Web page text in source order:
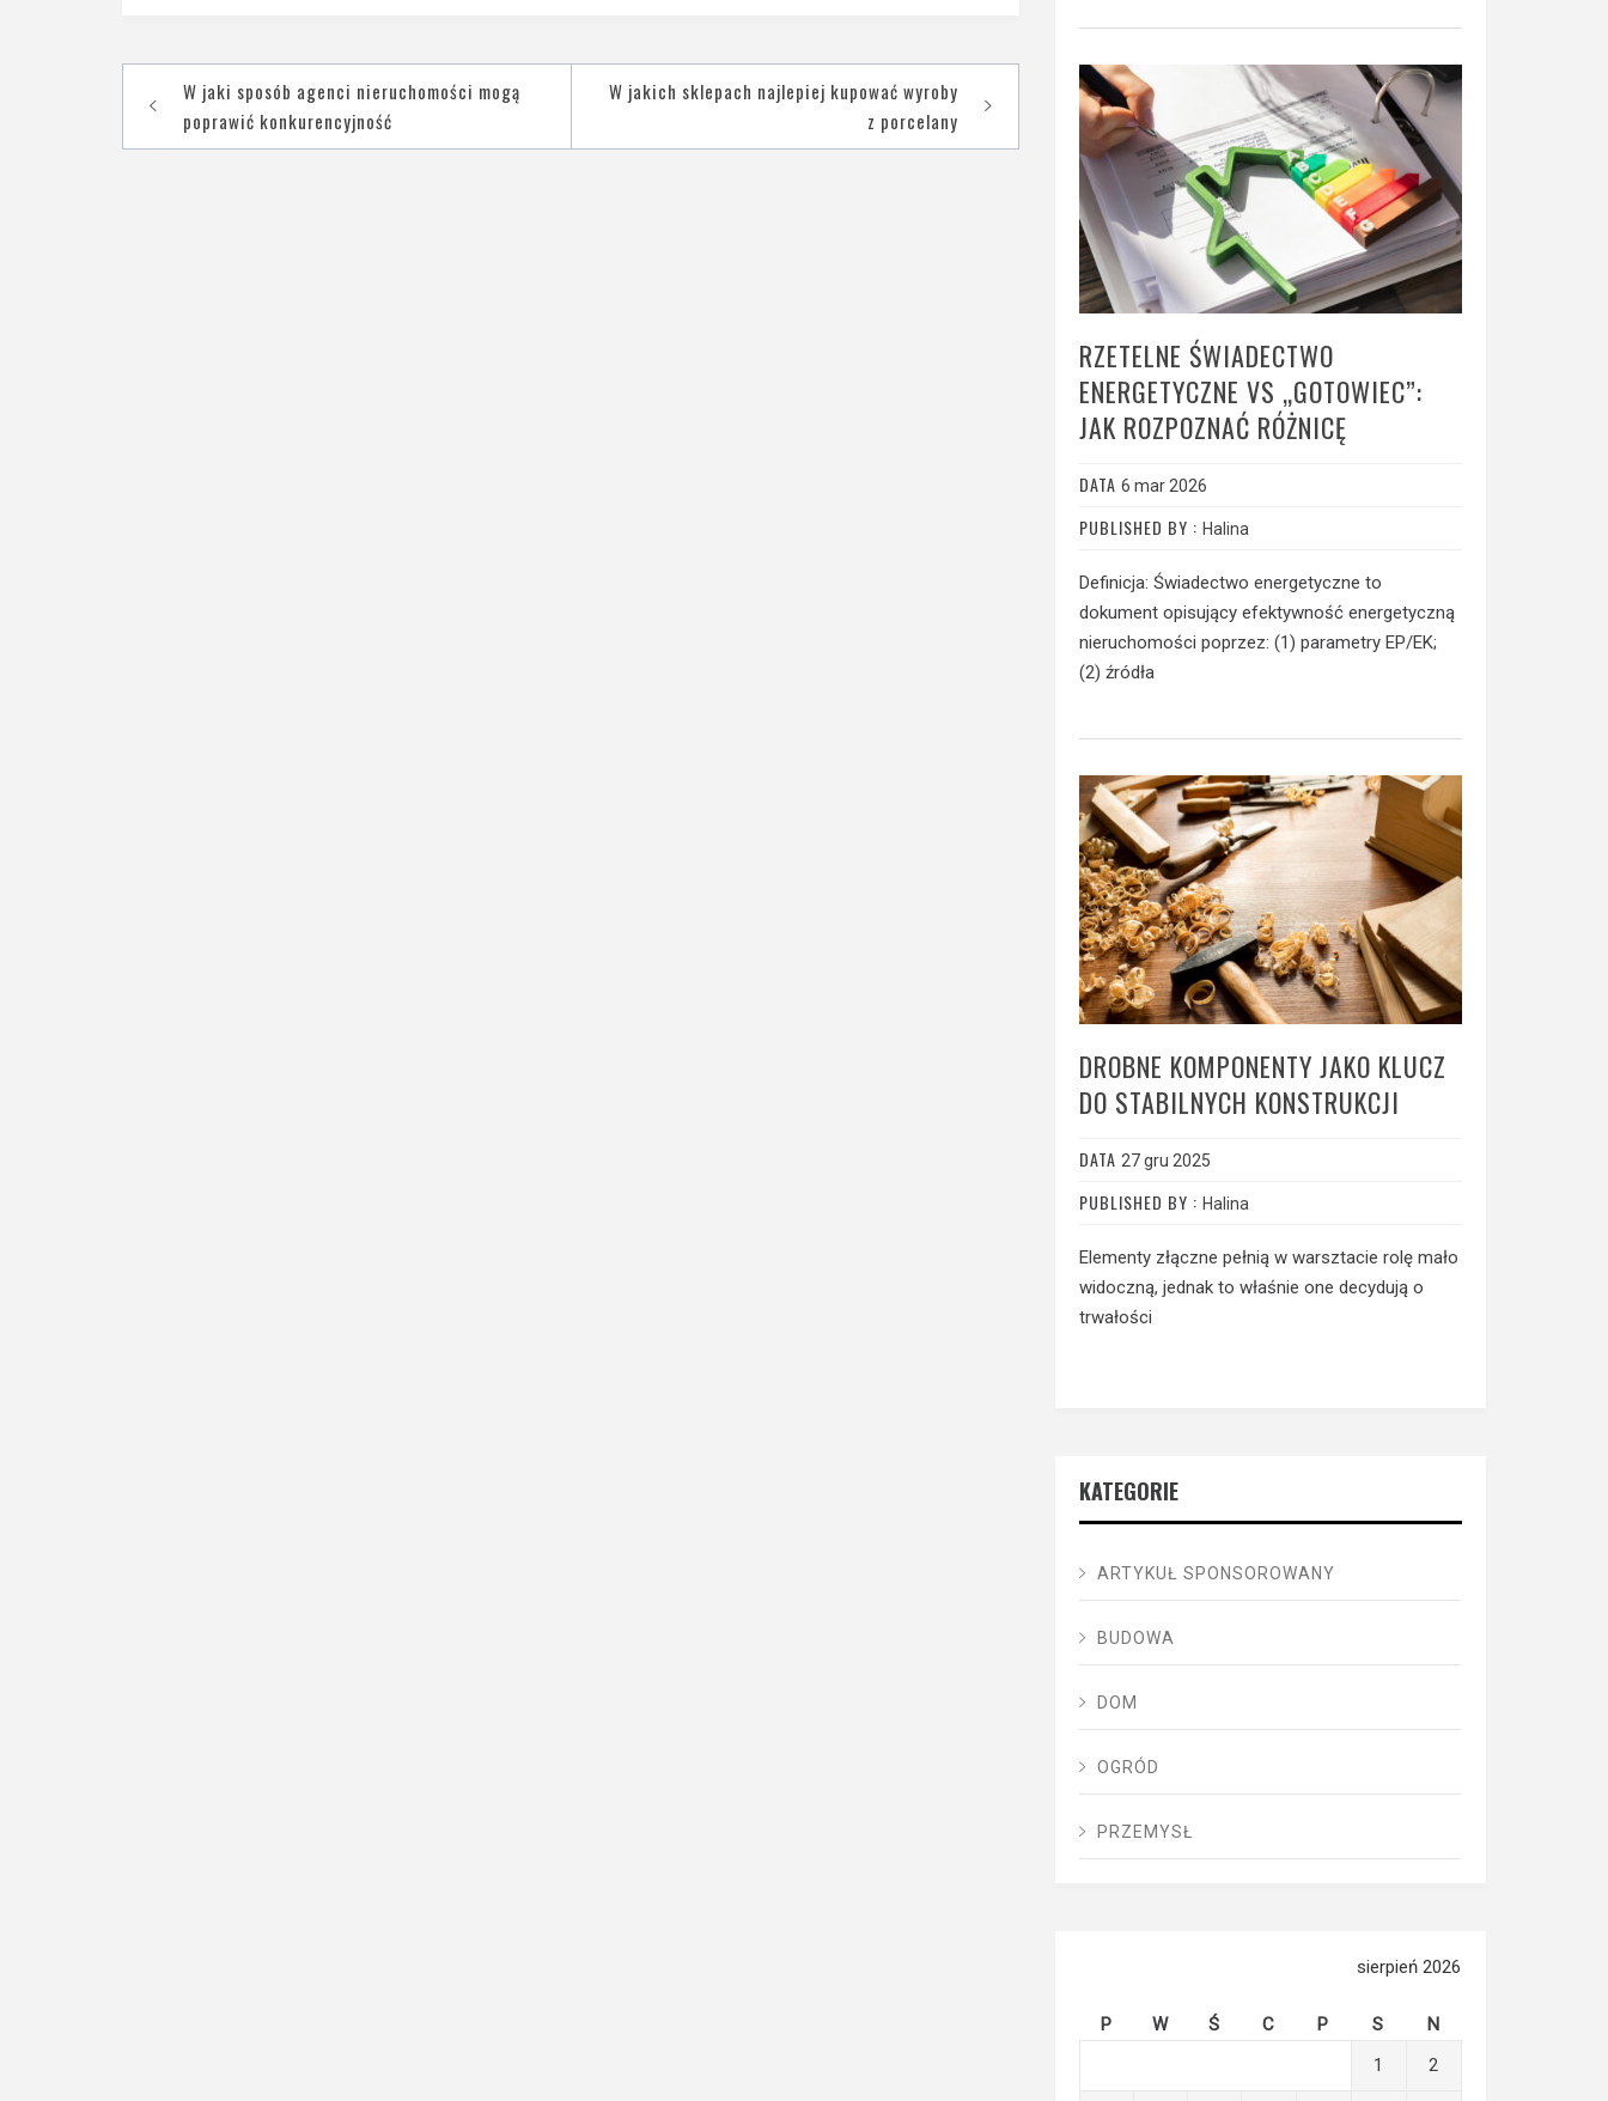
Nawigacja
wpisu
W jaki sposób agenci nieruchomości mogą
poprawić konkurencyjność
W jakich sklepach najlepiej kupować wyroby
z porcelany
RZETELNE ŚWIADECTWO
ENERGETYCZNE VS „GOTOWIEC”:
JAK ROZPOZNAĆ RÓŻNICĘ
DATA 6 mar 2026
PUBLISHED BY : Halina
Definicja: Świadectwo energetyczne to
dokument opisujący efektywność energetyczną
nieruchomości poprzez: (1) parametry EP/EK;
(2) źródła
DROBNE KOMPONENTY JAKO KLUCZ
DO STABILNYCH KONSTRUKCJI
DATA 27 gru 2025
PUBLISHED BY : Halina
Elementy złączne pełnią w warsztacie rolę mało
widoczną, jednak to właśnie one decydują o
trwałości
KATEGORIE
ARTYKUŁ SPONSOROWANY
BUDOWA
DOM
OGRÓD
PRZEMYSŁ
sierpień 2026
P W Ś C P S
N
1
2